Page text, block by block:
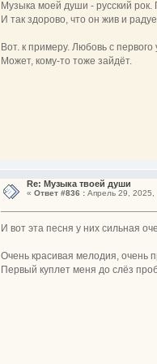
Музыка моей души - русский
И так здорово, что он жив и
Вот. к примеру. Любовь с
Может, кому-то тоже зайдёт.
Re: Музыка твоей души
« Ответ #836 :Апрель 29, 2025,
И вот эта песня у них сильная
Очень красивая мелодия, очень
Первый куплет меня до слёз